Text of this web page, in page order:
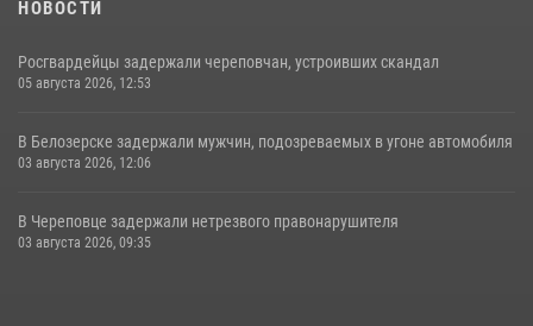
НОВОСТИ
Росгвардейцы задержали череповчан, устроивших скандал
05 августа 2026, 12:53
В Белозерске задержали мужчин, подозреваемых в угоне автомобиля
03 августа 2026, 12:06
В Череповце задержали нетрезвого правонарушителя
03 августа 2026, 09:35